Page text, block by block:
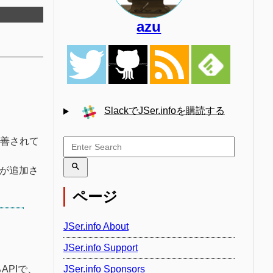
されて
追加さ
で、
azu
SlackでJSer.infoを購読する
ページ
JSer.info About
JSer.info Support
JSer.info Sponsors